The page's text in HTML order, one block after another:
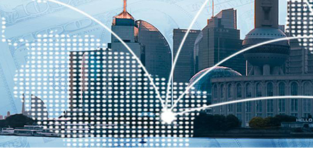
学会领导
组织机构
法律顾问
学会章程
学会动态
会员动态
地方动态
经济运行与
产业发展
创新高技术
行
贸易与流